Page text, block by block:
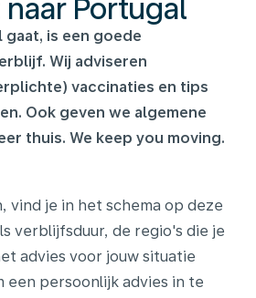
Portugal
is een goede
Wij adviseren
vaccinaties en tips
Ook geven we algemene
thuis. We keep you moving.
vind je in het schema op deze
verblijfsduur, de regio's die je
advies voor jouw situatie
een persoonlijk advies in te